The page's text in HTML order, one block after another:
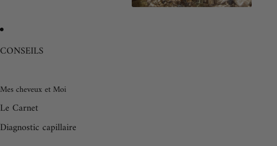
CONSEILS
Mes cheveux et Moi
Le Carnet
Diagnostic capillaire